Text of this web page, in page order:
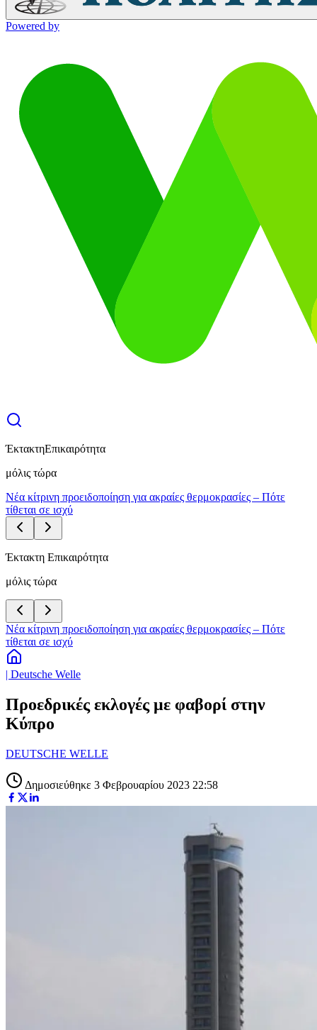
Powered by
ΈκτακτηΕπικαιρότητα
μόλις τώρα
Νέα κίτρινη προειδοποίηση για ακραίες θερμοκρασίες – Πότε
τίθεται σε ισχύ
Έκτακτη Επικαιρότητα
μόλις τώρα
Νέα κίτρινη προειδοποίηση για ακραίες θερμοκρασίες – Πότε
τίθεται σε ισχύ
| Deutsche Welle
Προεδρικές εκλογές με φαβορί στην
Κύπρο
DEUTSCHE WELLE
Δημοσιεύθηκε 3 Φεβρουαρίου 2023 22:58